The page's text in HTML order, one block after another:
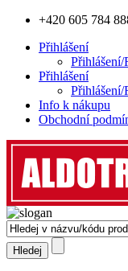
+420 605 784
Přihlášení
Přihlášení/
Přihlášení
Přihlášení/
Info k nákupu
Obchodní